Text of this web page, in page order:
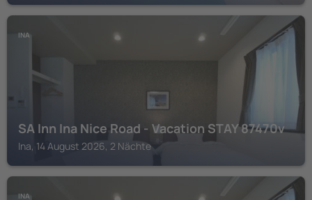
INA
SA Inn Ina Nice Road - Vacation STAY 87470v
Ina, 14 August 2026, 2 Nächte
INA